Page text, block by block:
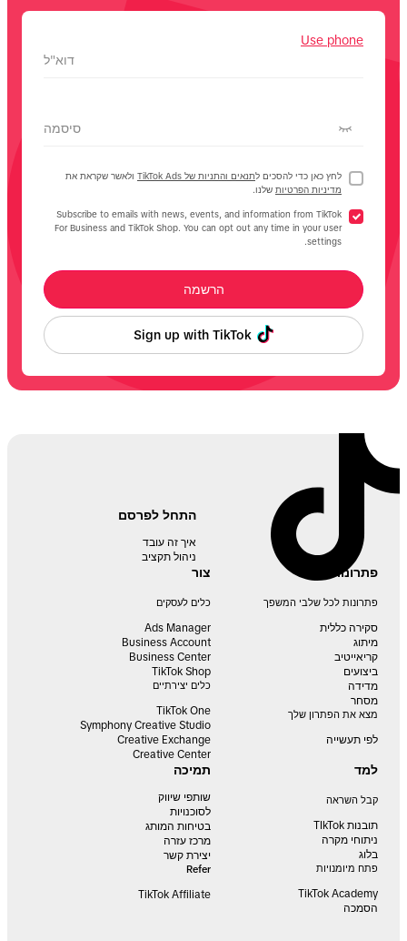
דוא"ל
Use phone
סיסמה
לחץ כאן כדי להסכים לתנאים והתניות של TikTok Ads
ולאשר שקראת את
מדיניות הפרטיות שלנו.
Subscribe to emails with news, events, and information from TikTok
For Business and TikTok Shop. You can opt out any time in your user
settings.
הרשמה
Sign up with TikTok
התחל לפרסם
איך זה עובד
ניהול תקציב
פתרונות
פתרונות לכל שלבי המשפך
סקירה כללית
מיתוג
קריאייטיב
ביצועים
מדידה
מסחר
מצא את הפתרון שלך
לפי תעשייה
צור
כלים לעסקים
Ads Manager
Business Account
Business Center
TikTok Shop
כלים יצירתיים
TikTok One
Symphony Creative Studio
Creative Exchange
Creative Center
למד
קבל השראה
תובנות TIkTok
ניתוחי מקרה
בלוג
פתח מיומנויות
TikTok Academy
הסמכה
תמיכה
שותפי שיווק
לסוכנויות
בטיחות המותג
מרכז עזרה
יצירת קשר
Refer
TikTok Affiliate